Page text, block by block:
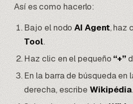
Así es como hacerlo:
Bajo el nodoAI Agent, haz
Tool.
Haz clic en el pequeño“+”
En la barra de búsqueda en
derecha, escribe Wikipédia